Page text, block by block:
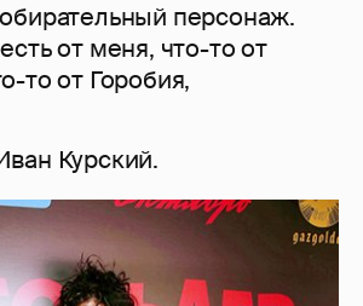
персонаж.
от меня, что-то от
то от Горобия,
Курский.